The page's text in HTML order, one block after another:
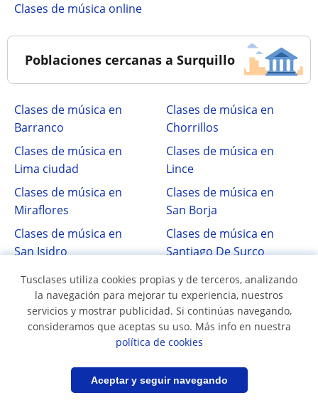
Guardar búsqueda
Clases de música online
Poblaciones cercanas a Surquillo
Clases de música en
Barranco
Clases de música en
Chorrillos
Clases de música en
Lima ciudad
Clases de música en
Lince
Clases de música en
Miraflores
Clases de música en
San Borja
Clases de música en
San Isidro
Clases de música en
Santiago De Surco
Tusclases utiliza cookies propias y de terceros, analizando
la navegación para mejorar tu experiencia, nuestros
servicios y mostrar publicidad. Si continúas navegando,
consideramos que aceptas su uso. Más info en nuestra
política de cookies
Aceptar y seguir navegando